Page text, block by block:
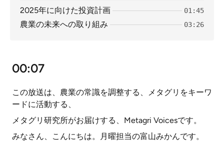
2025年に向けた投資計画 01:45
農業の未来への取り組み 03:26
00:07
この放送は、農業の常識を調整する、メタグリをキーワ
ードに活動する、
メタグリ研究所がお届けする、Metagri Voicesです。
みなさん、こんにちは。月曜担当の富山みかんです。